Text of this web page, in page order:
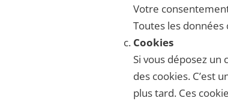
Votre
Toutes les données
Cookies
Si vous déposez
des cookies. C’est
plus tard. Ces